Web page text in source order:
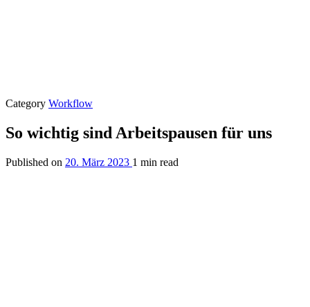
Category Workflow
So wichtig sind Arbeitspausen für uns
Published on 20. März 2023 1 min read